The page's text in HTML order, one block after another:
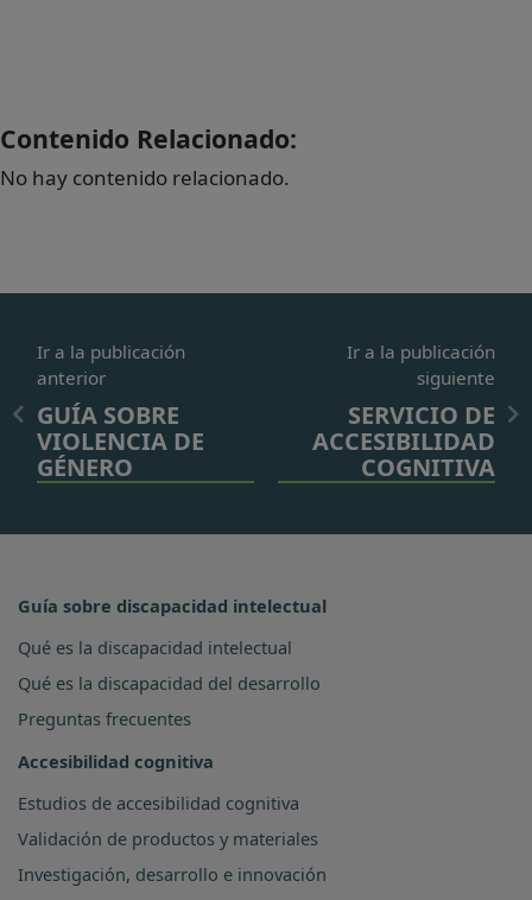
Contenido Relacionado:
No hay contenido relacionado.
Ir a la publicación
anterior
GUÍA SOBRE
VIOLENCIA DE
GÉNERO
Ir a la publicación
siguiente
SERVICIO DE
ACCESIBILIDAD
COGNITIVA
Guía sobre discapacidad intelectual
Qué es la discapacidad intelectual
Qué es la discapacidad del desarrollo
Preguntas frecuentes
Accesibilidad cognitiva
Estudios de accesibilidad cognitiva
Validación de productos y materiales
Investigación, desarrollo e innovación